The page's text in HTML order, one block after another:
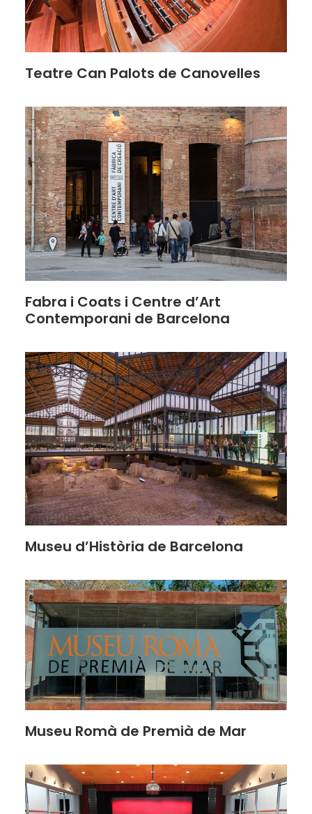
Teatre Can Palots de Canovelles
Fabra i Coats i Centre d’Art
Contemporani de Barcelona
Museu d’Història de Barcelona
Museu Romà de Premià de Mar